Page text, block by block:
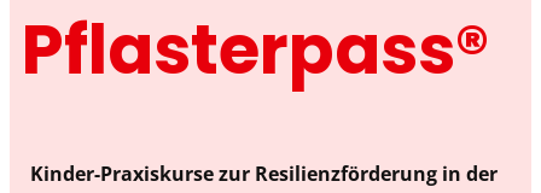
Pflasterpass®
Kinder-Praxiskurse zur Resilienzförderung in der